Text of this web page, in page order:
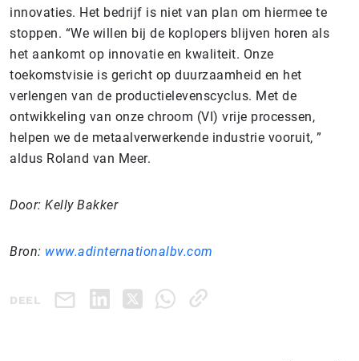
innovaties. Het bedrijf is niet van plan om hiermee te
stoppen. “We willen bij de koplopers blijven horen als
het aankomt op innovatie en kwaliteit. Onze
toekomstvisie is gericht op duurzaamheid en het
verlengen van de productielevenscyclus. Met de
ontwikkeling van onze chroom (VI) vrije processen,
helpen we de metaalverwerkende industrie vooruit, ”
aldus Roland van Meer.
Door: Kelly Bakker
Bron: www.adinternationalbv.com
DEEL